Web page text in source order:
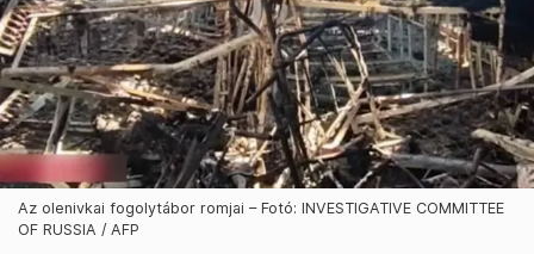
Az olenivkai fogolytábor romjai – Fotó: INVESTIGATIVE COMMITTEE
OF RUSSIA / AFP